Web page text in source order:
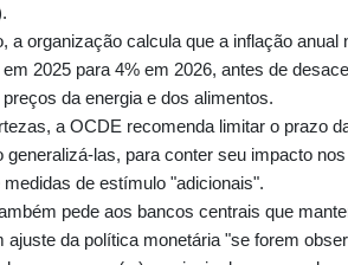
um caso de sarampo em
Studios na Califórnia
correm risco de sofrer abusos
alertam ONGs
a organização calcula que a inflação
2025 para 4% em 2026, antes de
da energia e dos alimentos.
a OCDE recomenda limitar o prazo
generalizá-las, para conter seu impacto
de estímulo "adicionais".
pede aos bancos centrais que
ajuste da política monetária "se forem